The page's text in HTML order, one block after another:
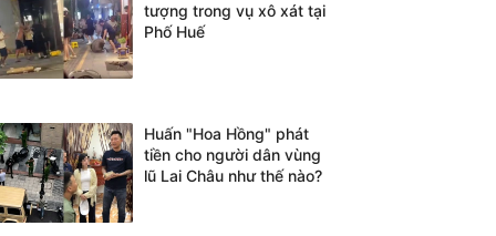
tượng trong vụ xô xát tại
Phố Huế
Huấn "Hoa Hồng" phát
tiền cho người dân vùng
lũ Lai Châu như thế nào?